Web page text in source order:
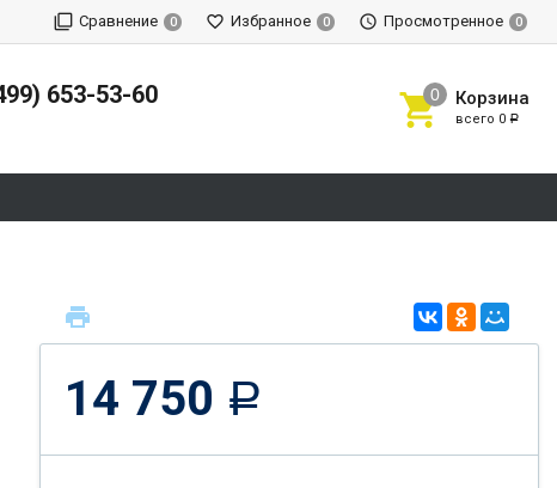
Сравнение 0 Избранное 0 Просмотренное 0
653-53-60 Корзина
всего 0 Р
14 750 Р